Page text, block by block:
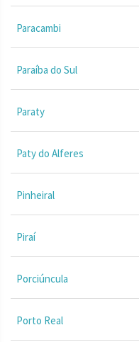
Paracambi
Paraíba do Sul
Paraty
Paty do Alferes
Pinheiral
Piraí
Porciúncula
Porto Real